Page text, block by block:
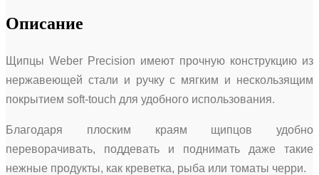
Описание
Щипцы Weber Precision имеют прочную конструкцию из
нержавеющей стали и ручку с мягким и нескользящим
покрытием soft-touch для удобного использования.
Благодаря плоским краям щипцов удобно
переворачивать, поддевать и поднимать даже такие
нежные продукты, как креветка, рыба или томаты черри.